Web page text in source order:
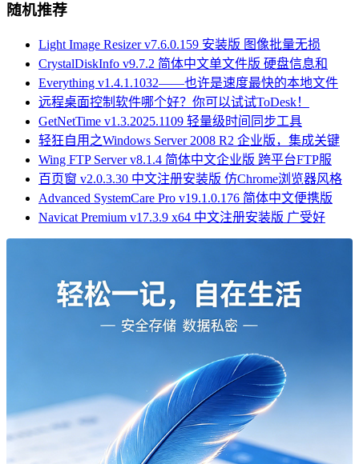
随机推荐
Light Image Resizer v7.6.0.159 安装版 图像批量无损
CrystalDiskInfo v9.7.2 简体中文单文件版 硬盘信息和
Everything v1.4.1.1032——也许是速度最快的本地文件
远程桌面控制软件哪个好？你可以试试ToDesk！
GetNetTime v1.3.2025.1109 轻量级时间同步工具
轻狂自用之Windows Server 2008 R2 企业版，集成关键
Wing FTP Server v8.1.4 简体中文企业版 跨平台FTP服
百页窗 v2.0.3.30 中文注册安装版 仿Chrome浏览器风格
Advanced SystemCare Pro v19.1.0.176 简体中文便携版
Navicat Premium v17.3.9 x64 中文注册安装版 广受好